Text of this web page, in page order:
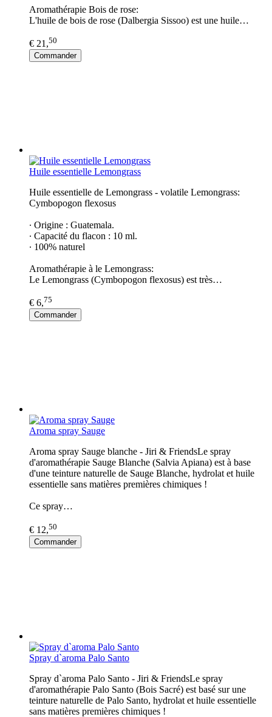
Aromathérapie Bois de rose:
L'huile de bois de rose (Dalbergia Sissoo) est une huile…
€ 21,50
Commander
Huile essentielle Lemongrass
Huile essentielle de Lemongrass - volatile Lemongrass:
Cymbopogon flexosus
∙ Origine : Guatemala.
∙ Capacité du flacon : 10 ml.
∙ 100% naturel
Aromathérapie à le Lemongrass:
Le Lemongrass (Cymbopogon flexosus) est très…
€ 6,75
Commander
Aroma spray Sauge
Aroma spray Sauge blanche - Jiri & FriendsLe spray
d'aromathérapie Sauge Blanche (Salvia Apiana) est à base
d'une teinture naturelle de Sauge Blanche, hydrolat et huile
essentielle sans matières premières chimiques !
Ce spray…
€ 12,50
Commander
Spray d`aroma Palo Santo
Spray d`aroma Palo Santo - Jiri & FriendsLe spray
d'aromathérapie Palo Santo (Bois Sacré) est basé sur une
teinture naturelle de Palo Santo, hydrolat et huile essentielle
sans matières premières chimiques !